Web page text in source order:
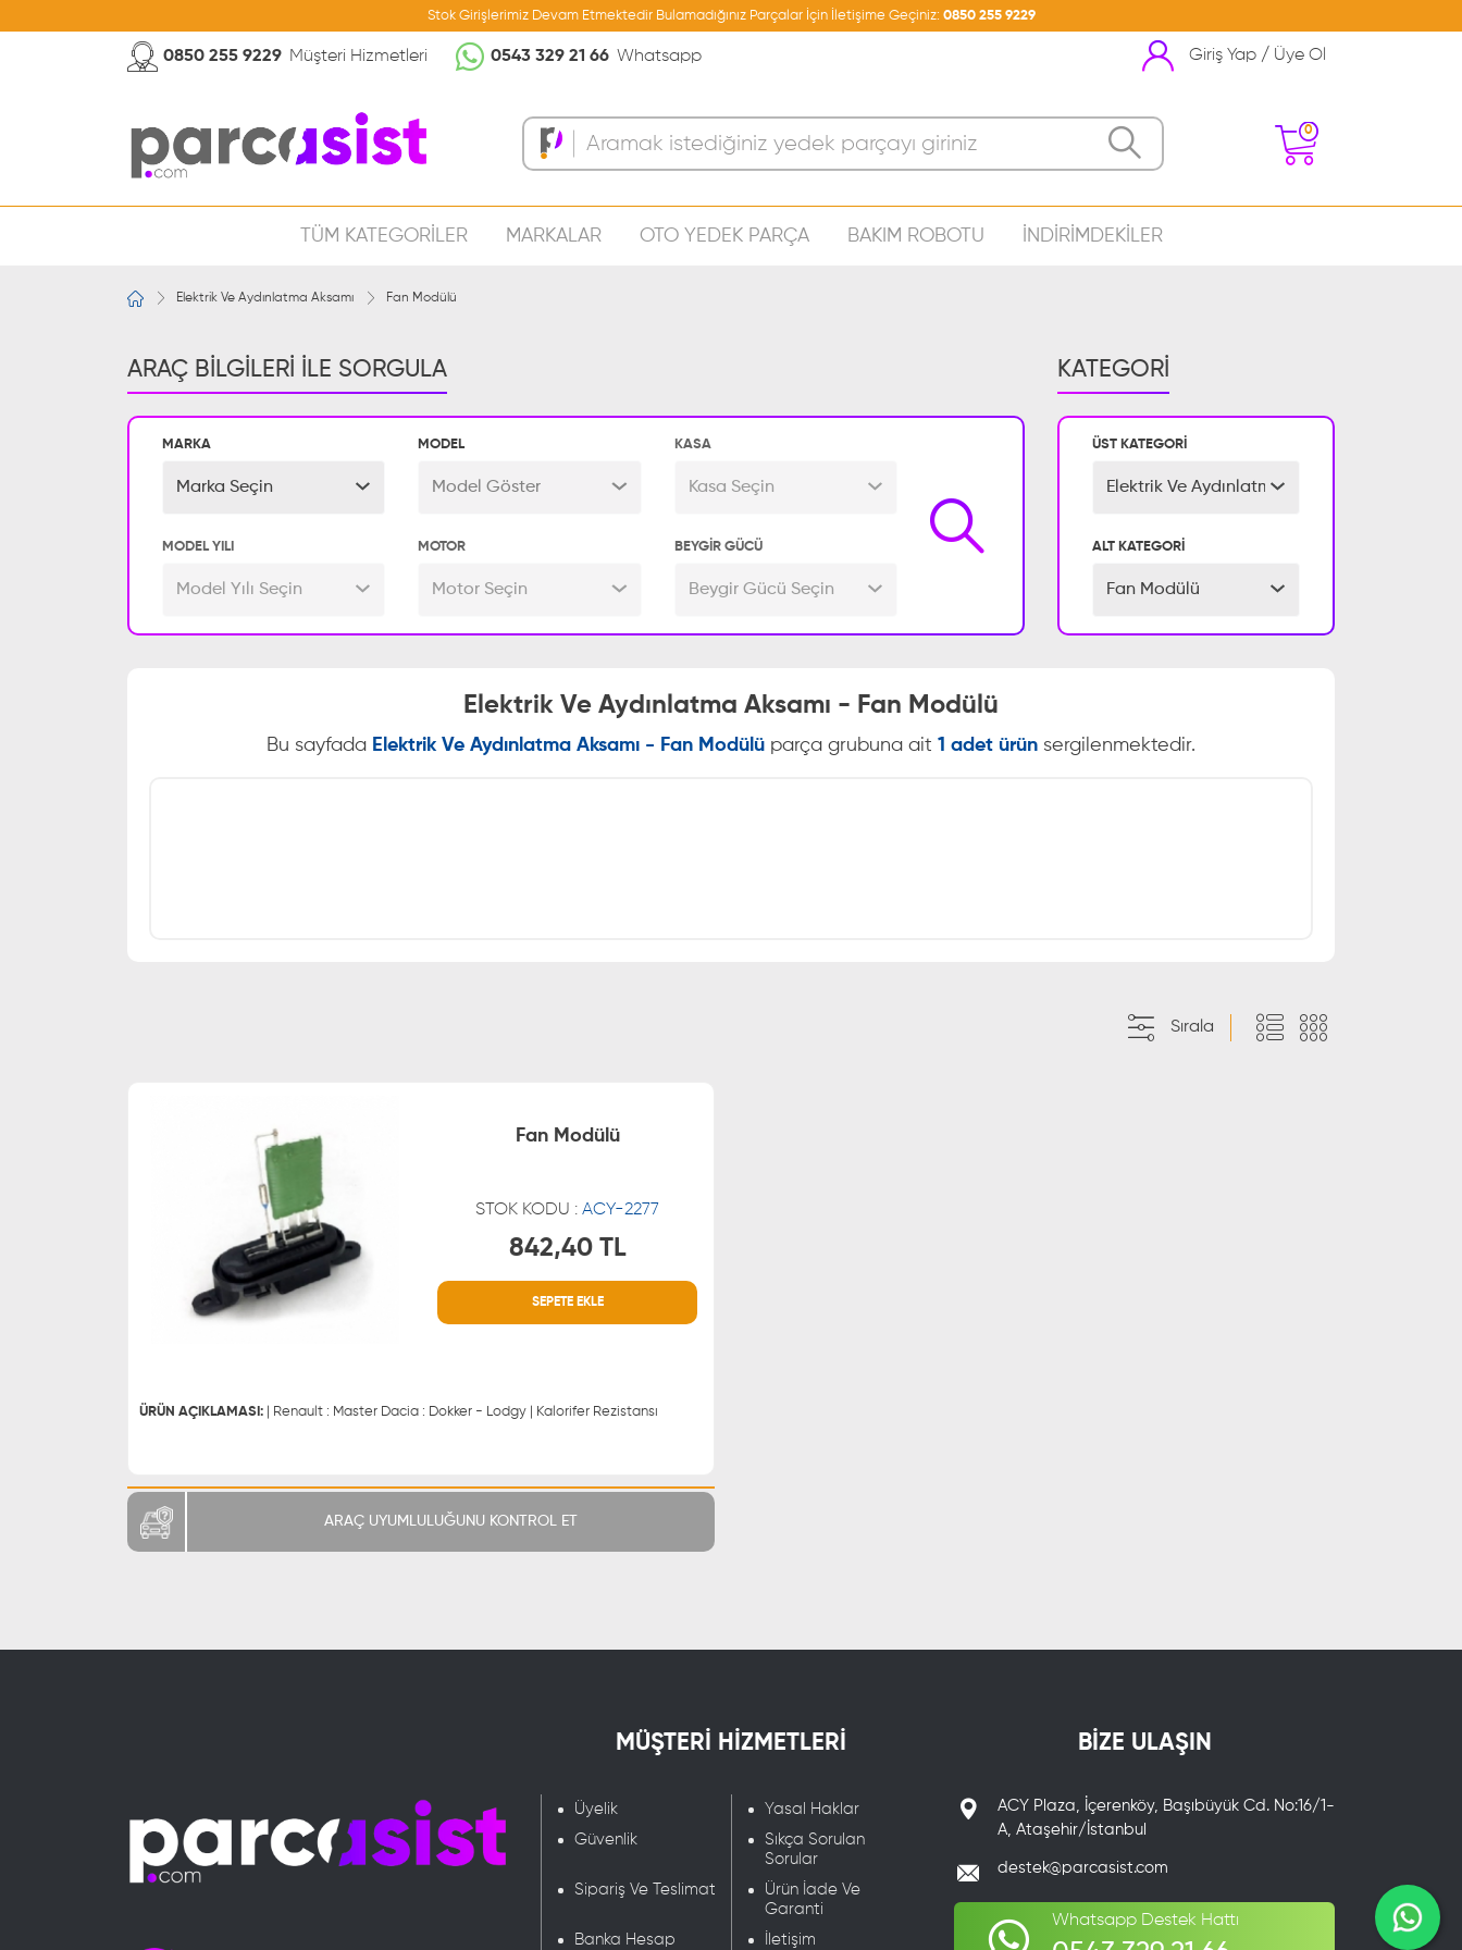
Stok Girişlerimiz Devam Etmektedir Bulamadığınız Parçalar İçin İletişime Geçiniz: 0850 255 9229
0850 255 9229 Müşteri Hizmetleri 0543 329 21 66 Whatsapp Giriş Yap / Üye Ol
0
TÜM KATEGORİLER MARKALAR OTO YEDEK PARÇA BAKIM ROBOTU İNDİRİMDEKİLER
Elektrik Ve Aydınlatma Aksamı Fan Modülü
ARAÇ BİLGİLERİ İLE SORGULA
MARKA
Marka Seçin
MODEL
Model Göster
KASA
Kasa Seçin
MODEL YILI
Model Yılı Seçin
MOTOR
Motor Seçin
BEYGİR GÜCÜ
Beygir Gücü Seçin
KATEGORİ
ÜST KATEGORİ
Elektrik Ve Aydınlatma Aksamı
ALT KATEGORİ
Fan Modülü
Elektrik Ve Aydınlatma Aksamı - Fan Modülü
Bu sayfada Elektrik Ve Aydınlatma Aksamı - Fan Modülü parça grubuna ait 1 adet ürün sergilenmektedir.
Sırala
Fan Modülü
STOK KODU : ACY-2277
842,40 TL
SEPETE EKLE
ÜRÜN AÇIKLAMASI: | Renault : Master Dacia : Dokker - Lodgy | Kalorifer Rezistansı
WHATSAPP
0543 329 21 66
MÜŞTERİ HİZMETLERİ
ARAÇ UYUMLULUĞUNU KONTROL ET
MÜŞTERİ HİZMETLERİ
Üyelik
Yasal Haklar
Güvenlik
Sıkça Sorulan
Sorular
Sipariş Ve Teslimat
Ürün İade Ve
Garanti
Banka Hesap
İletişim
BİZE ULAŞIN
ACY Plaza, İçerenköy, Başıbüyük Cd. No:16/1-
A, Ataşehir/İstanbul
destek@parcasist.com
Whatsapp Destek Hattı